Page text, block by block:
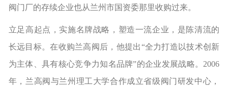
阀门厂的存续企业也从兰州市国资委那里收购过来。
立足高起点，实施名牌战略，塑造一流企业，是陈清流的
长远目标。在收购兰高阀后，他提出“全力打造以技术创新
为主体、具有核心竞争力知名品牌”的企业发展战略。2006
年，兰高阀与兰州理工大学合作成立省级阀门研发中心，